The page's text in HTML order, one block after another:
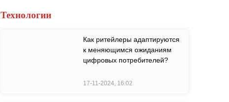
Технологии
Как ритейлеры адаптируются
к меняющимся ожиданиям
цифровых потребителей?
17-11-2024, 16:02